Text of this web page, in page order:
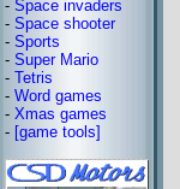
- Space invaders
- Space shooter
- Sports
- Super Mario
- Tetris
- Word games
- Xmas games
- [game tools]